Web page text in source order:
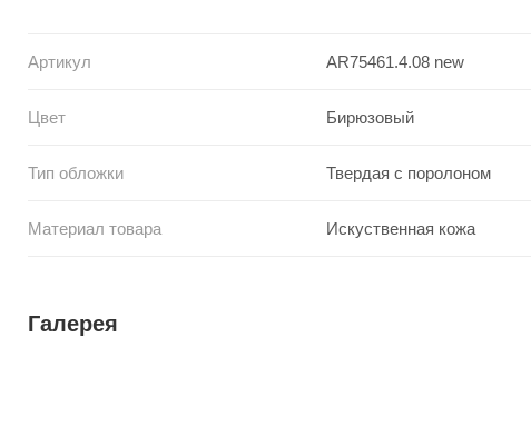
Артикул AR75461.4.08 new
Цвет Бирюзовый
Тип обложки Твердая с поролоном
Материал товара Искуственная кожа
Галерея